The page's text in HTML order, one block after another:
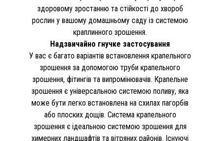
здоровому зростанню та стійкості до хвороб
рослин у вашому домашньому саду із системою
краплинного зрошення.
Надзвичайно гнучке застосування
У вас є багато варіантів встановлення крапельного
зрошення за допомогою труби крапельного
зрошення, фітингів та випромінювачів. Крапельне
зрошення є універсальною системою поливу, яка
може бути легко встановлена на схилах пагорбів
або плоских дощів. Система крапельного
зрошення є ідеальною системою зрошення для
химерних ландшафтів та вітряних районів. Існуючі